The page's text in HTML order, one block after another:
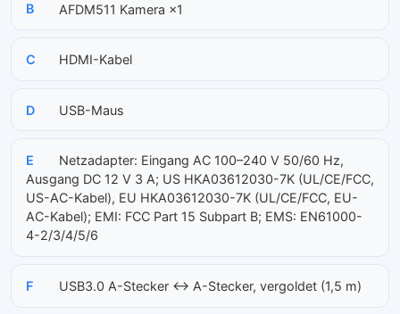
B AFDM511 Kamera ×1
C HDMI-Kabel
D USB-Maus
E
Netzadapter: Eingang AC 100–240 V 50/60 Hz,
Ausgang DC 12 V 3 A; US HKA03612030-7K (UL/CE/FCC,
US-AC-Kabel), EU HKA03612030-7K (UL/CE/FCC, EU-
AC-Kabel); EMI: FCC Part 15 Subpart B; EMS: EN61000-
4-2/3/4/5/6
F USB3.0 A-Stecker ↔ A-Stecker, vergoldet (1,5 m)